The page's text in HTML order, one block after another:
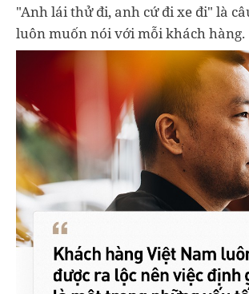
"Anh lái thử đi, anh cứ đi xe đi" là
luôn muốn nói với mỗi khách hàng.